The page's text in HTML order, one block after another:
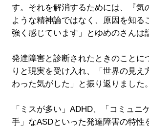
す。それを解消するためには、『気
ような精神論ではなく、原因を知る
強く感じています」とゆめのさんは
発達障害と診断されたときのことに
りと現実を受け入れ、「世界の見え
わった気がした」と振り返りました。
「ミスが多い」ADHD、「コミュニ
手」なASDといった発達障害の特性